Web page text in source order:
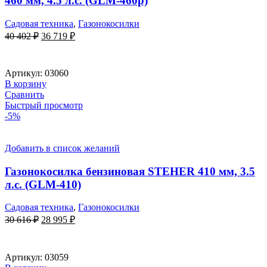
Садовая техника, Газонокосилки
40 402₽ Первоначальная
402 ₽.
36 719 ₽Текущая
Артикул: 03060
В корзину
Сравнить
Быстрый просмотр
-5%
Добавить в список желаний
Газонокосилка бензиновая STEHER 410 мм, 3.5
л.с. (GLM-410)
Садовая техника, Газонокосилки
30 616₽ Первоначальная
616 ₽.
28 995 ₽Текущая
Артикул: 03059